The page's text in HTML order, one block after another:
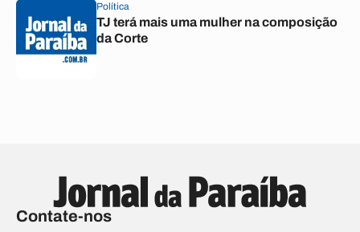
Política
TJ terá mais uma mulher na composição
da Corte
Contate-nos